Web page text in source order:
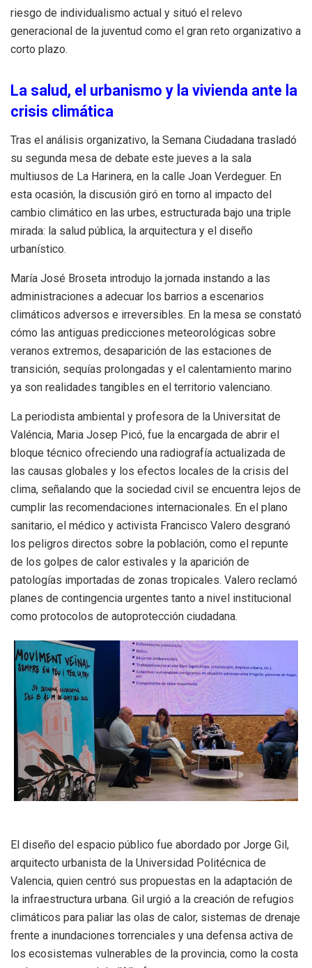
riesgo de individualismo actual y situó el relevo
generacional de la juventud como el gran reto organizativo a
corto plazo.
La salud, el urbanismo y la vivienda ante la
crisis climática
Tras el análisis organizativo, la Semana Ciudadana trasladó
su segunda mesa de debate este jueves a la sala
multiusos de La Harinera, en la calle Joan Verdeguer. En
esta ocasión, la discusión giró en torno al impacto del
cambio climático en las urbes, estructurada bajo una triple
mirada: la salud pública, la arquitectura y el diseño
urbanístico.
María José Broseta introdujo la jornada instando a las
administraciones a adecuar los barrios a escenarios
climáticos adversos e irreversibles. En la mesa se constató
cómo las antiguas predicciones meteorológicas sobre
veranos extremos, desaparición de las estaciones de
transición, sequías prolongadas y el calentamiento marino
ya son realidades tangibles en el territorio valenciano.
La periodista ambiental y profesora de la Universitat de
Valéncia, Maria Josep Picó, fue la encargada de abrir el
bloque técnico ofreciendo una radiografía actualizada de
las causas globales y los efectos locales de la crisis del
clima, señalando que la sociedad civil se encuentra lejos de
cumplir las recomendaciones internacionales. En el plano
sanitario, el médico y activista Francisco Valero desgranó
los peligros directos sobre la población, como el repunte
de los golpes de calor estivales y la aparición de
patologías importadas de zonas tropicales. Valero reclamó
planes de contingencia urgentes tanto a nivel institucional
como protocolos de autoprotección ciudadana.
El diseño del espacio público fue abordado por Jorge Gil,
arquitecto urbanista de la Universidad Politécnica de
Valencia, quien centró sus propuestas en la adaptación de
la infraestructura urbana. Gil urgió a la creación de refugios
climáticos para paliar las olas de calor, sistemas de drenaje
frente a inundaciones torrenciales y una defensa activa de
los ecosistemas vulnerables de la provincia, como la costa